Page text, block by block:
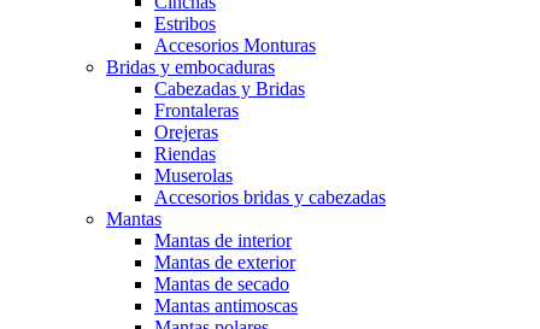
Estribos
Accesorios Monturas
Bridas y embocaduras
Cabezadas y Bridas
Frontaleras
Orejeras
Riendas
Muserolas
Accesorios bridas y cabezadas
Mantas
Mantas de interior
Mantas de exterior
Mantas de secado
Mantas antimoscas